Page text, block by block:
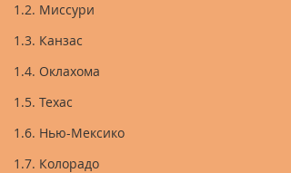
1.2. Миссури
1.3. Канзас
1.4. Оклахома
1.5. Техас
1.6. Нью-Мексико
1.7. Колорадо